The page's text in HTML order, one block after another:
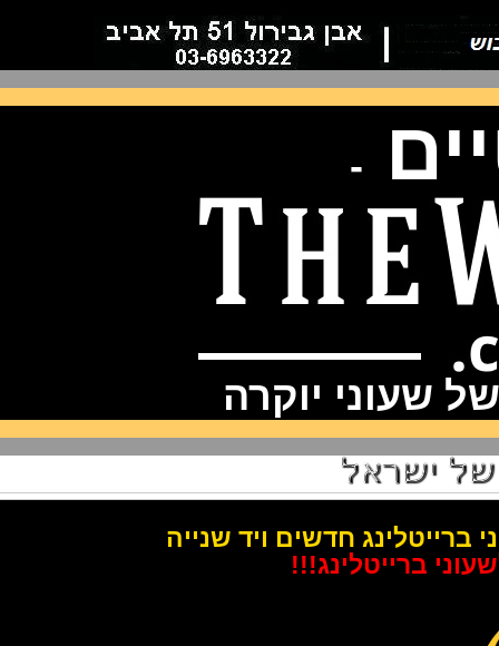
-
יוקרה
חדשים ויד שנייה
ברייטלינג!!!